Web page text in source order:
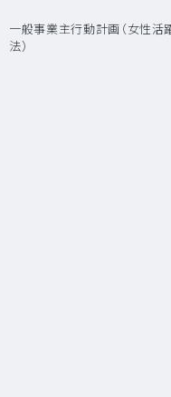
一般事業主行動計画（女性活
法）